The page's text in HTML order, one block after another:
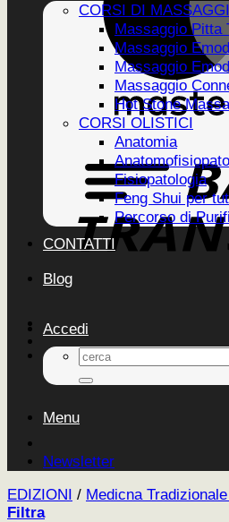
CORSI DI
Massaggio Pitta
Massaggio
Massaggio
Massaggio
Hot Stone
CORSI OLISTICI
Anatomia
Fisiopatologia
Feng Shui per
Percorso di
CONTATTI
Blog
Accedi
Cerca:
Menu
Newsletter
EDIZIONI / Medicna
Filtra